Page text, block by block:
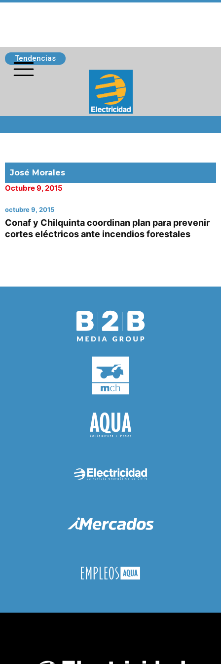
Tendencias
José Morales
Octubre 9, 2015
octubre 9, 2015
Conaf y Chilquinta coordinan plan para prevenir
cortes eléctricos ante incendios forestales